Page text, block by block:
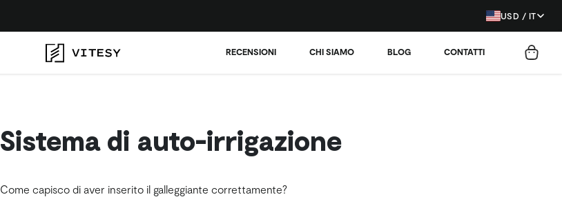
USD / IT
RECENSIONI CHI SIAMO BLOG CONTATTI
Sistema di auto-irrigazione
Come capisco di aver inserito il galleggiante correttamente?